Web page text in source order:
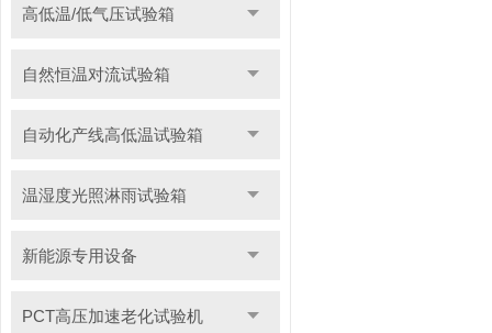
高低温/低气压试验箱
自然恒温对流试验箱
自动化产线高低温试验箱
温湿度光照淋雨试验箱
新能源专用设备
PCT高压加速老化试验机